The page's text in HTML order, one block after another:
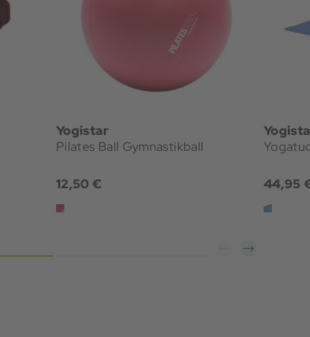
Yogistar
Pilates Ball Gymnastikball
12,50 € 44,95